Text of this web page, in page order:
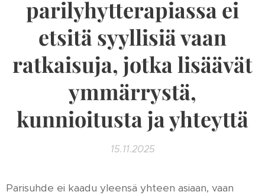
parilyhytterapiassa ei
etsitä syyllisiä vaan
ratkaisuja, jotka lisäävät
ymmärrystä,
kunnioitusta ja yhteyttä
15.11.2025
Parisuhde ei kaadu yleensä yhteen asiaan, vaan